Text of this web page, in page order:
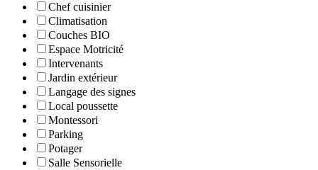
Chef cuisinier
Climatisation
Couches BIO
Espace Motricité
Intervenants
Jardin extérieur
Langage des signes
Local poussette
Montessori
Parking
Potager
Salle Sensorielle